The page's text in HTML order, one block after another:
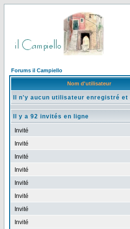
Forums il Campiello
Nom d'utilisateur
Il n'y aucun utilisateur enregistré
Il y a 92 invités en ligne
Invité
Invité
Invité
Invité
Invité
Invité
Invité
Invité